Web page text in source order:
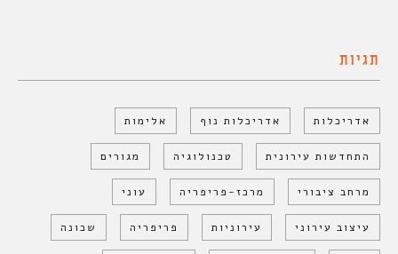
תגיות
אדריכלות אדריכלות נוף אלימות
התחדשות עירונית טכנולוגיה מגורים
מרחב ציבורי מרכז-פריפריה עוני
עיצוב עירוני עירוניות פריפריה שכונה